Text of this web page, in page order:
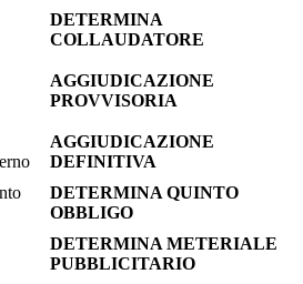
DETERMINA
COLLAUDATORE
AGGIUDICAZIONE
PROVVISORIA
AGGIUDICAZIONE
DEFINITIVA
DETERMINA QUINTO
OBBLIGO
DETERMINA METERIALE
PUBBLICITARIO